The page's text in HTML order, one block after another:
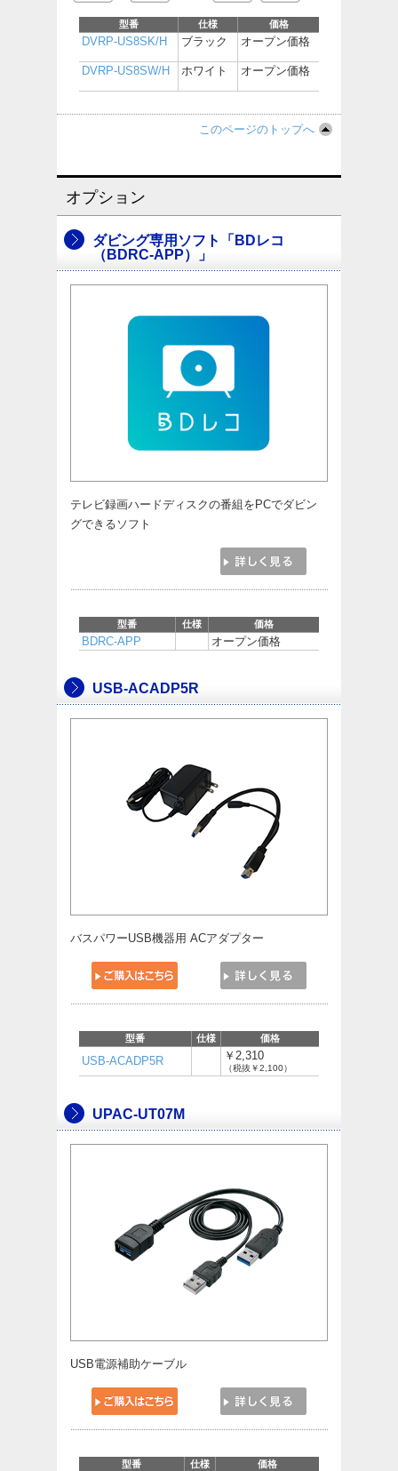
型番 仕様 価格
DVRP-US8SK/H ブラック オープン価格
DVRP-US8SW/H ホワイト オープン価格
このページのトップへ
オプション
ダビング専用ソフト「BDレコ
（BDRC-APP）」
テレビ録画ハードディスクの番組をPCでダビン
グできるソフト
型番 仕様 価格
BDRC-APP オープン価格
USB-ACADP5R
バスパワーUSB機器用 ACアダプター
型番 仕様 価格
USB-ACADP5R ￥2,310
（税抜￥2,100）
UPAC-UT07M
USB電源補助ケーブル
型番 仕様 価格